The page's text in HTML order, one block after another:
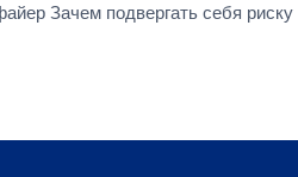
Зачем подвергать себя